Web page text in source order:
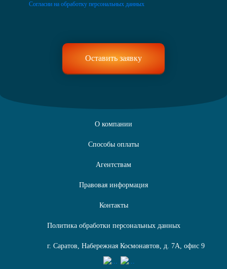
Согласии на обработку персональных данных
О компании
Способы оплаты
Агентствам
Правовая информация
Контакты
Политика обработки персональных данных
г. Саратов, Набережная Космонавтов, д. 7А, офис 9